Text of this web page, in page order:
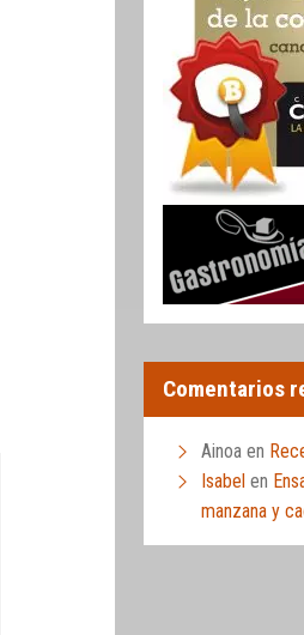
Comentarios
Ainoa en
Isabel en
manzana y